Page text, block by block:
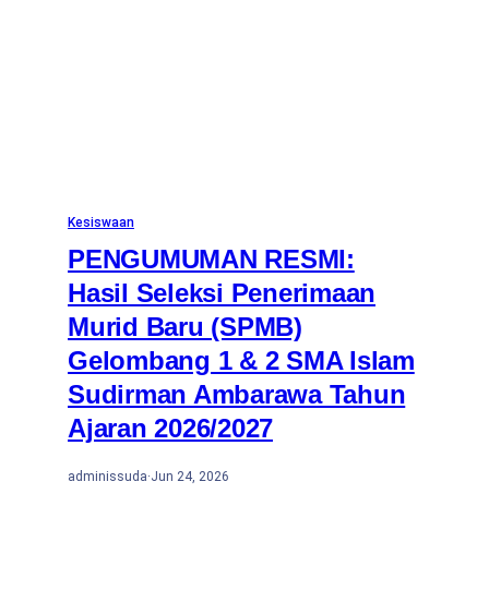
Kesiswaan
PENGUMUMAN RESMI:
Hasil Seleksi Penerimaan
Murid Baru (SPMB)
Gelombang 1 & 2 SMA Islam
Sudirman Ambarawa Tahun
Ajaran 2026/2027
adminissuda·Jun 24, 2026